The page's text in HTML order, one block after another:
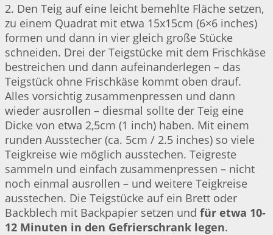
2. Den Teig auf eine leicht bemehlte Fläche setzen,
zu einem Quadrat mit etwa 15x15cm (6×6 inches)
formen und dann in vier gleich große Stücke
schneiden. Drei der Teigstücke mit dem Frischkäse
bestreichen und dann aufeinanderlegen – das
Teigstück ohne Frischkäse kommt oben drauf.
Alles vorsichtig zusammenpressen und dann
wieder ausrollen – diesmal sollte der Teig eine
Dicke von etwa 2,5cm (1 inch) haben. Mit einem
runden Ausstecher (ca. 5cm / 2.5 inches) so viele
Teigkreise wie möglich ausstechen. Teigreste
sammeln und einfach zusammenpressen – nicht
noch einmal ausrollen – und weitere Teigkreise
ausstechen. Die Teigstücke auf ein Brett oder
Backblech mit Backpapier setzen und für etwa 10-
12 Minuten in den Gefrierschrank legen.